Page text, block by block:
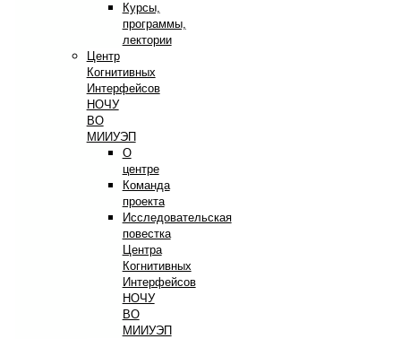
Курсы,
программы,
лектории
Центр
Когнитивных
Интерфейсов
НОЧУ
ВО
МИИУЭП
О
центре
Команда
проекта
Исследовательская
повестка
Центра
Когнитивных
Интерфейсов
НОЧУ
ВО
МИИУЭП